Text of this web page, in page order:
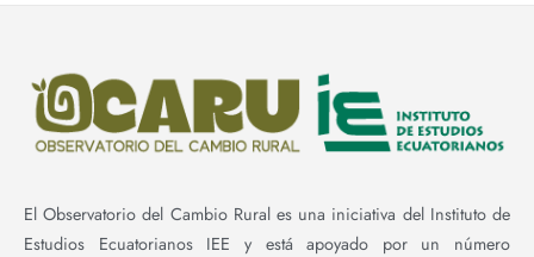
El Observatorio del Cambio Rural es una iniciativa del Instituto de
Estudios Ecuatorianos IEE y está apoyado por un número